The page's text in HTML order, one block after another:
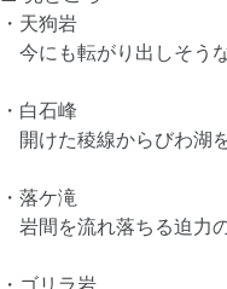
・天狗岩
今にも転がり出しそう
・白石峰
開けた稜線からびわ湖
・落ケ滝
岩間を流れ落ちる迫力の
・ゴリラ岩